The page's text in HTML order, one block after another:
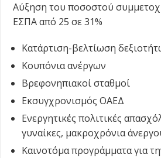
Αύξηση του ποσοστού
ΕΣΠΑ από 25 σε 31%
Κατάρτιση-βελτίωση
Κουπόνια ανέργων
Βρεφονηπιακοί σταθμοί
Εκσυγχρονισμός ΟΑΕΔ
Ενεργητικές πολιτικές
γυναίκες, μακροχρόνια
Καινοτόμα προγράμματα για